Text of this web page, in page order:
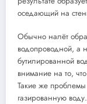
оседающий на
Обычно налёт
водопроводной, а
бутилированной
внимание на то,
Такие же проблемы
газированную воду.